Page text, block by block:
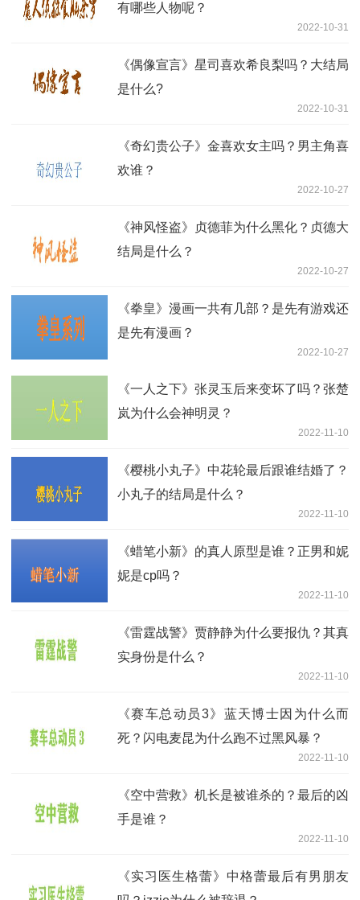
有哪些人物呢？
2022-10-31
《偶像宣言》星司喜欢希良梨吗？大结局
是什么?
2022-10-31
《奇幻贵公子》金喜欢女主吗？男主角喜
欢谁？
2022-10-27
《神风怪盗》贞德菲为什么黑化？贞德大
结局是什么？
2022-10-27
《拳皇》漫画一共有几部？是先有游戏还
是先有漫画？
2022-10-27
《一人之下》张灵玉后来变坏了吗？张楚
岚为什么会神明灵？
2022-11-10
《樱桃小丸子》中花轮最后跟谁结婚了？
小丸子的结局是什么？
2022-11-10
《蜡笔小新》的真人原型是谁？正男和妮
妮是cp吗？
2022-11-10
《雷霆战警》贾静静为什么要报仇？其真
实身份是什么？
2022-11-10
《赛车总动员3》蓝天博士因为什么而
死？闪电麦昆为什么跑不过黑风暴？
2022-11-10
《空中营救》机长是被谁杀的？最后的凶
手是谁？
2022-11-10
《实习医生格蕾》中格蕾最后有男朋友